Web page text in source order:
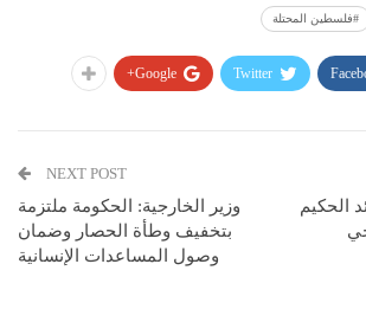
#فلسطين المحتلة
Twitter
Google+
الحكيم
NEXT POST
وزير الخارجية: الحكومة ملتزمة
بتخفيف وطأة الحصار وضمان
وصول المساعدات الإنسانية